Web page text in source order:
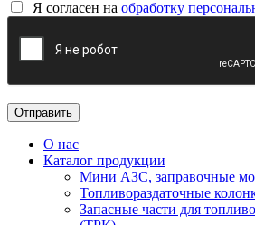
Я согласен на обработку
О нас
Каталог продукции
Мини АЗС, заправочные
Топливораздаточные
Запасные части для